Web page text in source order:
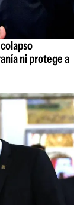
ni protege a